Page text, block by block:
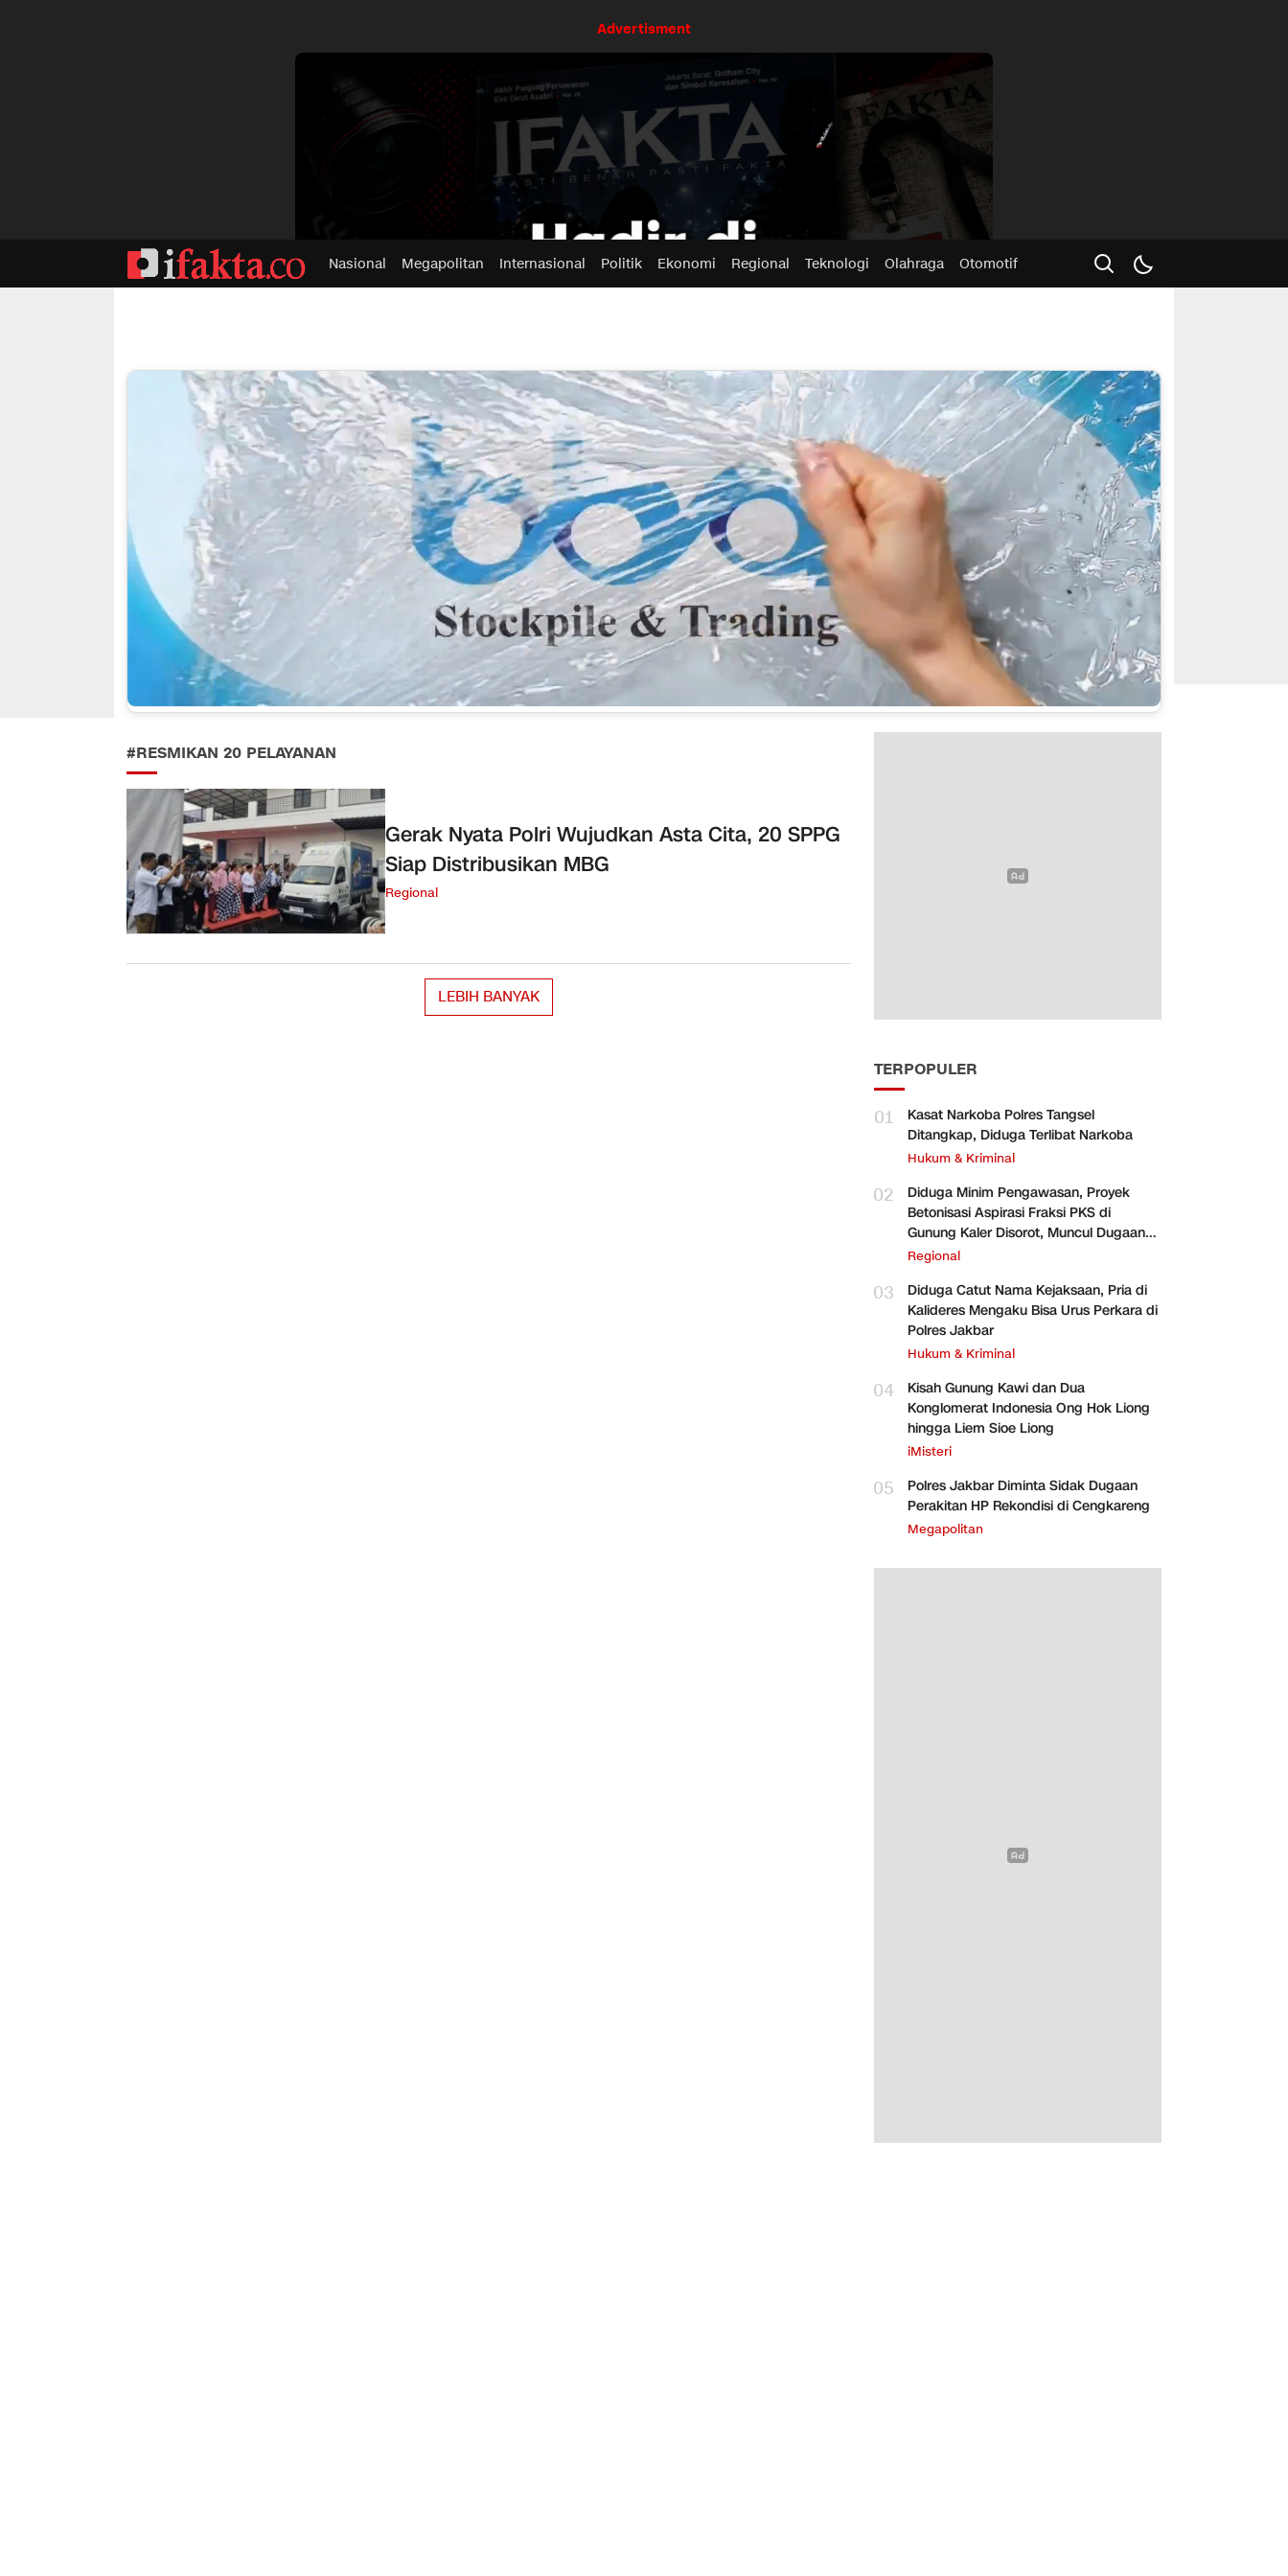
Advertisment
Nasional Megapolitan Internasional Politik Ekonomi Regional Teknologi Olahraga Otomotif
#RESMIKAN 20 PELAYANAN
Gerak Nyata Polri Wujudkan Asta Cita, 20 SPPG
Siap Distribusikan MBG
Regional
LEBIH BANYAK
TERPOPULER
01
Kasat Narkoba Polres Tangsel
Ditangkap, Diduga Terlibat Narkoba
Hukum & Kriminal
02
Diduga Minim Pengawasan, Proyek
Betonisasi Aspirasi Fraksi PKS di
Gunung Kaler Disorot, Muncul Dugaan
Pengurangan Volume
Regional
03
Diduga Catut Nama Kejaksaan, Pria di
Kalideres Mengaku Bisa Urus Perkara di
Polres Jakbar
Hukum & Kriminal
04
Kisah Gunung Kawi dan Dua
Konglomerat Indonesia Ong Hok Liong
hingga Liem Sioe Liong
iMisteri
05
Polres Jakbar Diminta Sidak Dugaan
Perakitan HP Rekondisi di Cengkareng
Megapolitan